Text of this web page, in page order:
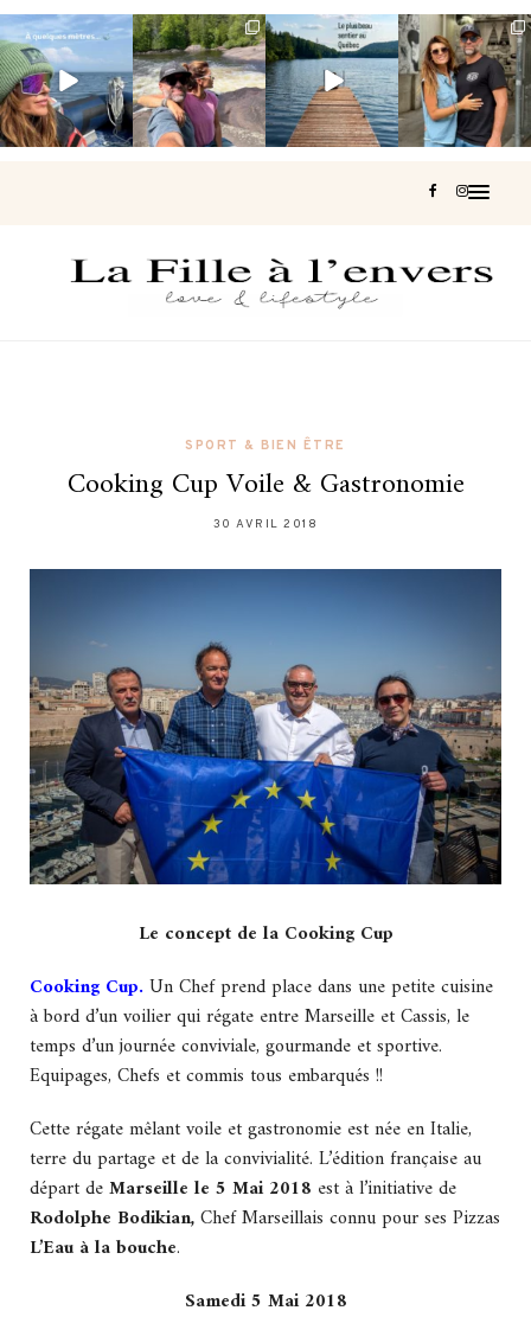
Voir une baleine
en photo, c’est
impressionnant
🐋...
Les Laurentides,
le Québec
version nature.
...
Et si je te disais
qu’il existe un
sentier où tu...
127 37
Montréal, une
très belle
surprise 🇨🇦
453
SPORT & BIEN ÊTRE
Cooking Cup Voile & Gastronomie
30 AVRIL 2018
Le concept de la Cooking Cup
Cooking Cup. Un Chef prend place dans une petite cuisine
à bord d’un voilier qui régate entre Marseille et Cassis, le
temps d’un journée conviviale, gourmande et sportive.
Equipages, Chefs et commis tous embarqués !!
Cette régate mêlant voile et gastronomie est née en Italie,
terre du partage et de la convivialité. L’édition française au
départ deMarseille le 5 Mai 2018 est à l’initiative de
Rodolphe Bodikian,Chef Marseillais connu pour ses Pizzas
L’Eau à la bouche.
Samedi 5 Mai 2018